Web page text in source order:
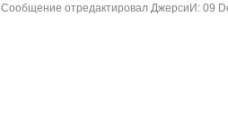
Сообщение отредактировал ДжерсиИ: 09